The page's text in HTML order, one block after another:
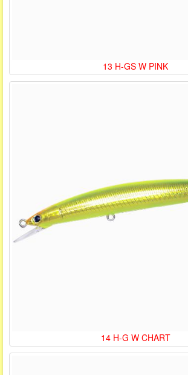
13 H-GS W PINK
14 H-G W CHART